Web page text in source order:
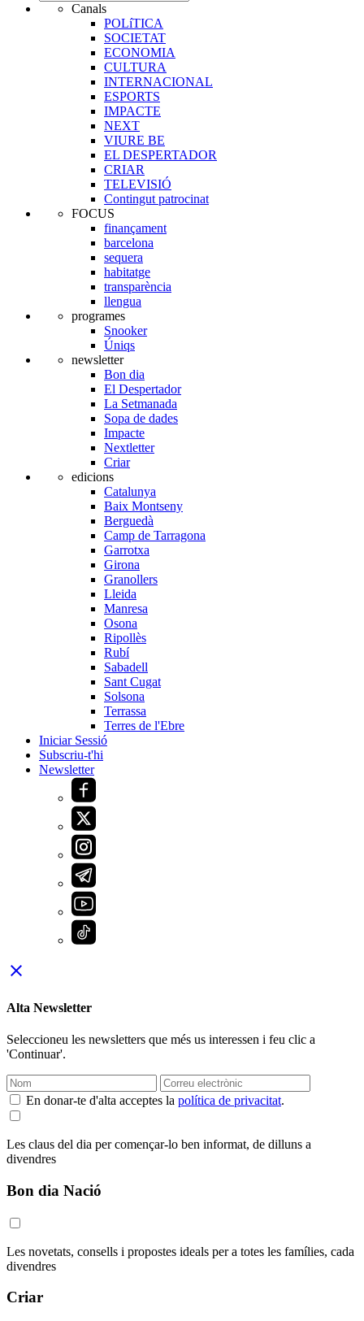
Canals
POLíTICA
SOCIETAT
ECONOMIA
CULTURA
INTERNACIONAL
ESPORTS
IMPACTE
NEXT
VIURE BE
EL DESPERTADOR
CRIAR
TELEVISIÓ
Contingut patrocinat
FOCUS
finançament
barcelona
sequera
habitatge
transparència
llengua
programes
Snooker
Úniqs
newsletter
Bon dia
El Despertador
La Setmanada
Sopa de dades
Impacte
Nextletter
Criar
edicions
Catalunya
Baix Montseny
Berguedà
Camp de Tarragona
Garrotxa
Girona
Granollers
Lleida
Manresa
Osona
Ripollès
Rubí
Sabadell
Sant Cugat
Solsona
Terrassa
Terres de l'Ebre
Iniciar Sessió
Subscriu-t'hi
Newsletter
close
Alta Newsletter
Seleccioneu les newsletters que més us interessen i feu clic a
'Continuar'.
En donar-te d'alta acceptes la política de privacitat.
Les claus del dia per començar-lo ben informat, de dilluns a
divendres
Bon dia Nació
Les novetats, consells i propostes ideals per a totes les famílies, cada
divendres
Criar